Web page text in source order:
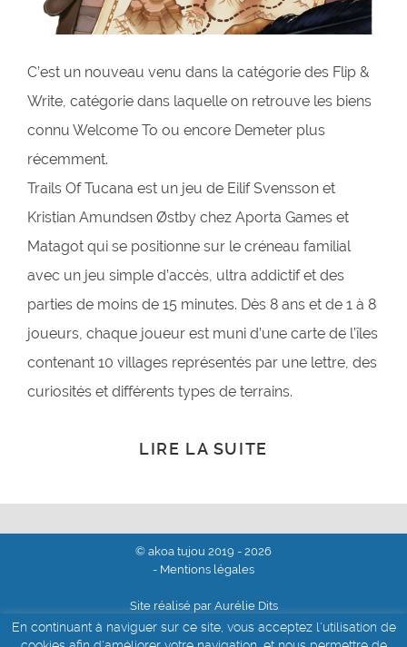
C’est un nouveau venu dans la catégorie des Flip &
Write, catégorie dans laquelle on retrouve les biens
connu Welcome To ou encore Demeter plus
récemment.
Trails Of Tucana est un jeu de Eilif Svensson et
Kristian Amundsen Østby chez Aporta Games et
Matagot qui se positionne sur le créneau familial
avec un jeu simple d’accès, ultra addictif et des
parties de moins de 15 minutes. Dès 8 ans et de 1 à 8
joueurs, chaque joueur est muni d’une carte de l’îles
contenant 10 villages représentés par une lettre, des
curiosités et différents types de terrains.
LIRE LA SUITE
© akoa tujou 2019 - 2026
- Mentions légales
Site réalisé par Aurélie Dits
En continuant à naviguer sur ce site, vous acceptez l'utilisation de